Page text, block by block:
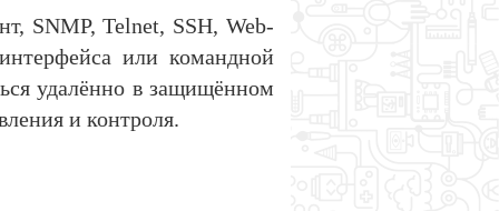
SNMP, Telnet, SSH, Web-
или командной
удалённо в защищённом
и контроля.